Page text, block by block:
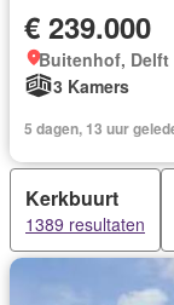
€ 239.000
Buitenhof, Delft
3 Kamers
5 dagen, 13 uur
Kerkbuurt
1389 resultaten